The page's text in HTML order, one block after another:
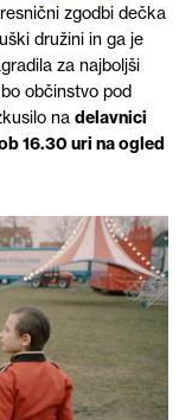
zgodbi dečka
družini in ga je
za najboljši
občinstvo pod
na delavnici
16.30 uri na ogled